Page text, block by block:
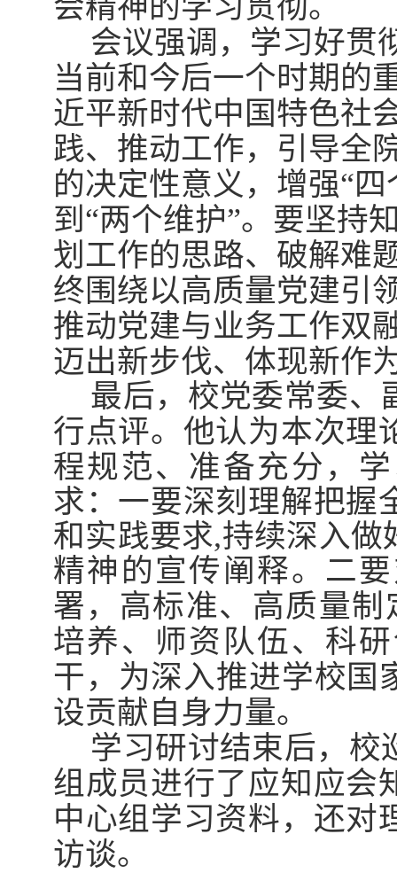
会精神的学习贯彻。
会议强调， 学习好贯
当前和今后一个时期的
近平新时代中国特色社
践、推动工作，引导全
的决定性意义，增强“
到“两个维护”。要坚持
划工作的思路、破解难
终围绕以高质量党建引
推动党建与业务工作双
迈出新步伐、体现新作
最后，校党委常委、
行点评。 他认为本次理
程规范、准备充分，
求：一要深刻理解把握
和实践要求,持续深入做
精神的宣传阐释。二
署，高标准、高质量制
培养、师资队伍、科
干，为深入推进学校国
设贡献自身力量。
学习研讨结束后，校
组成员进行了应知应会
中心组学习资料，还对
访谈。